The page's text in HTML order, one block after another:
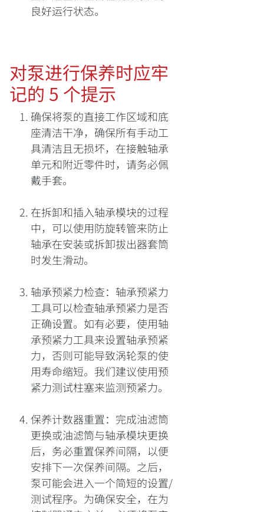
良好运行状态。
对泵进行保养时应牢
记的 5 个提示
确保将泵的直接工作区域和底
座清洁干净，确保所有手动工
具清洁且无损坏，在接触轴承
单元和附近零件时，请务必佩
戴手套。
在拆卸和插入轴承模块的过程
中，可以使用防旋转管来防止
轴承在安装或拆卸拔出器套筒
时发生滑动。
轴承预紧力检查：轴承预紧力
工具可以检查轴承预紧力是否
正确设置。如有必要，使用轴
承预紧力工具来设置轴承预紧
力，否则可能导致涡轮泵的使
用寿命缩短。我们建议使用预
紧力测试柱塞来监测预紧力。
保养计数器重置：完成油滤筒
更换或油滤筒与轴承模块更换
后，务必重置保养间隔，以便
安排下一次保养间隔。之后，
泵可能会进入一个简短的设置/
测试程序。为确保安全，在为